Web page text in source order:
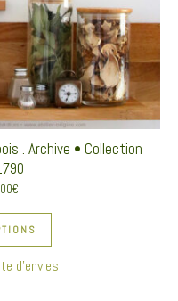
. Archive • Collection
€
d’envies